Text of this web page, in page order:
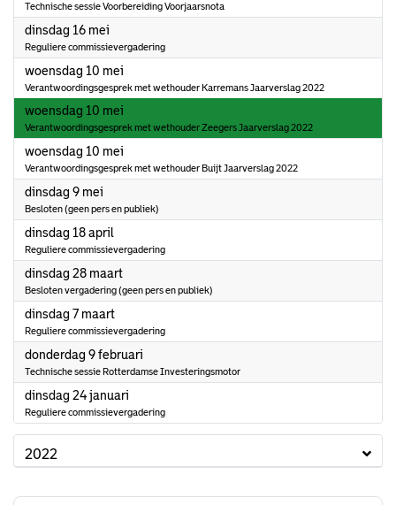
Technische sessie Voorbereiding Voorjaarsnota
dinsdag 16 mei
Reguliere commissievergadering
woensdag 10 mei
Verantwoordingsgesprek met wethouder Karremans Jaarverslag 2022
woensdag 10 mei
Verantwoordingsgesprek met wethouder Zeegers Jaarverslag 2022
woensdag 10 mei
Verantwoordingsgesprek met wethouder Buijt Jaarverslag 2022
dinsdag 9 mei
Besloten (geen pers en publiek)
dinsdag 18 april
Reguliere commissievergadering
dinsdag 28 maart2023
Besloten vergadering (geen pers en publiek)
dinsdag 7 maart2023
Reguliere commissievergadering
donderdag 9 februari
Technische sessie Rotterdamse Investeringsmotor
dinsdag 24 januari
Reguliere commissievergadering
2022